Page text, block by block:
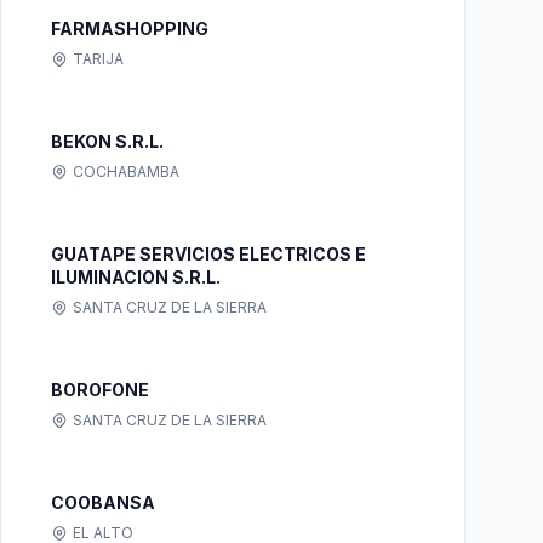
FARMASHOPPING
TARIJA
BEKON S.R.L.
COCHABAMBA
GUATAPE SERVICIOS ELECTRICOS E
ILUMINACION S.R.L.
SANTA CRUZ DE LA SIERRA
BOROFONE
SANTA CRUZ DE LA SIERRA
COOBANSA
EL ALTO